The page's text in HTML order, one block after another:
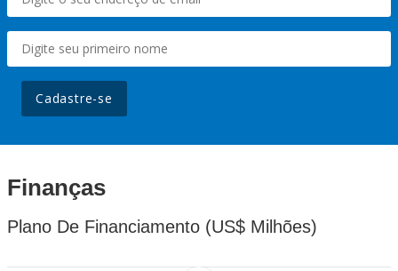
Cadastre-se
Finanças
Plano De Financiamento (US$ Milhões)